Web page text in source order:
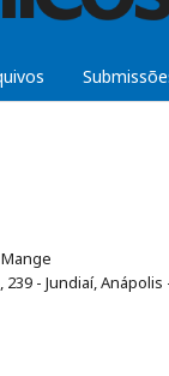
- Jundiaí, Anápolis